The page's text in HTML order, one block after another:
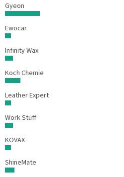
Gyeon
Ewocar
Infinity Wax
Koch Chemie
Leather Expert
Work Stuff
KOVAX
ShineMate